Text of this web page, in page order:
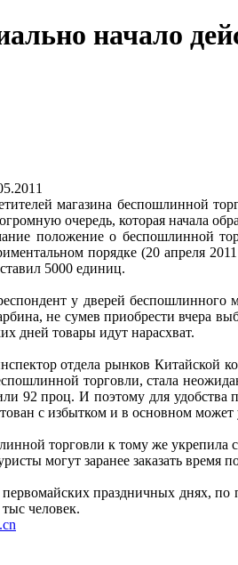
начало
магазина беспошлинной
очередь, которая начала
положение о беспошлинной
порядке (20 апреля
5000 единиц.
у дверей беспошлинного
не сумев приобрести вчера
дней товары идут нарасхват.
отдела рынков Китайской
торговли, стала
92 проц. И поэтому для
с избытком и в основном может
торговли к тому же укрепила
могут заранее заказать время
праздничных днях, по
человек.